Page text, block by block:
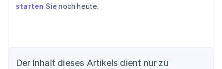
starten Sie noch heute.
Der Inhalt dieses Artikels dient nur zu